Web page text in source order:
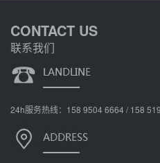
CONTACT US
联系我们
24h服务热线：158 9504 6664 / 158